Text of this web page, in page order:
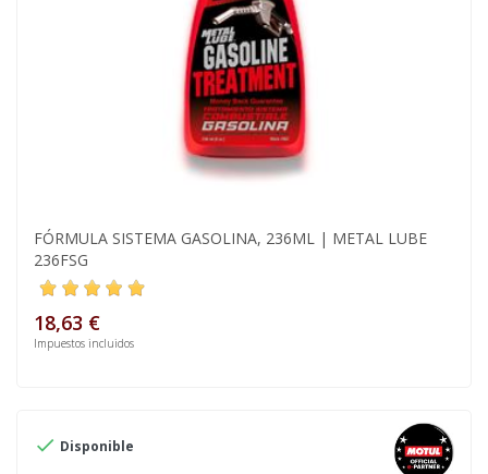
FÓRMULA SISTEMA GASOLINA, 236ML | METAL LUBE
236FSG
18,63 €
Impuestos incluidos
 Disponible